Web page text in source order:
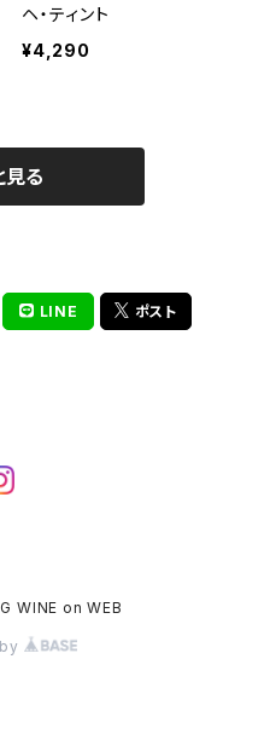
ヘ・ティント
¥4,290
見る
LINE ポスト
WINE on WEB